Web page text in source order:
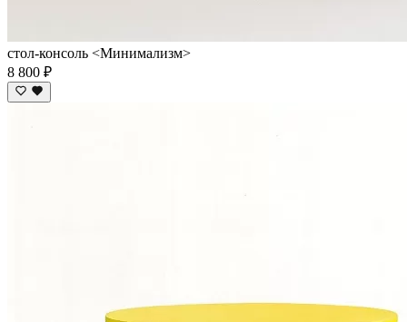
стол-консоль <Минимализм>
8 800 ₽